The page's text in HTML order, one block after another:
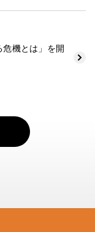
機とは」を開